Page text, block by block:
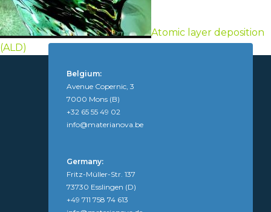
Atomic layer deposition
(ALD)
Belgium:
Avenue Copernic, 3
7000 Mons (B)
+32 65 55 49 02
info@materianova.be
Germany:
Fritz-Müller-Str. 137
73730 Esslingen (D)
+49 711 758 74 613